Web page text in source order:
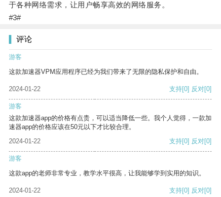
于各种网络需求，让用户畅享高效的网络服务。
#3#
评论
游客
这款加速器VPM应用程序已经为我们带来了无限的隐私保护和自由。
2024-01-22 支持[0] 反对[0]
游客
这款加速器app的价格有点贵，可以适当降低一些。我个人觉得，一款加
速器app的价格应该在50元以下才比较合理。
2024-01-22
支持[0] 反对[0]
游客
这款app的老师非常专业，教学水平很高，让我能够学到实用的知识。
2024-01-22 支持[0] 反对[0]